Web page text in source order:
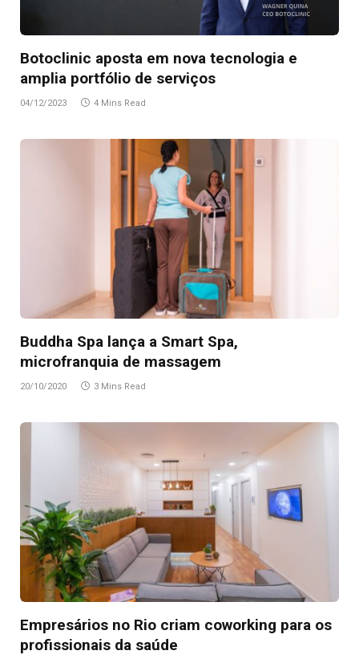
Botoclinic aposta em nova tecnologia e
amplia portfólio de serviços
04/12/2023 4 Mins Read
Buddha Spa lança a Smart Spa,
microfranquia de massagem
20/10/2020 3 Mins Read
Empresários no Rio criam coworking para os
profissionais da saúde